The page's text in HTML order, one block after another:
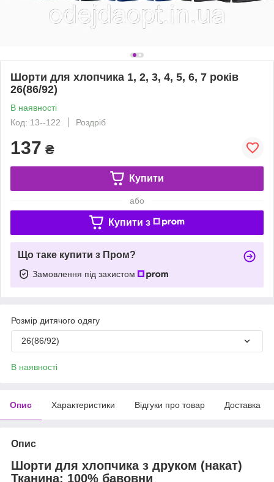
Шорти для хлопчика 1, 2, 3, 4, 5, 6, 7 років
26(86/92)
В наявності
Код: 13--122
Роздріб
137 ₴
Купити
або
Купити з
Що таке купити з Пром?
Замовлення під захистом
Розмір дитячого одягу
26(86/92)
В наявності
Опис Характеристики Відгуки про товар Доставка
Опис
Шорти для хлопчика з друком (накат)
Тканина: 100% бавовни